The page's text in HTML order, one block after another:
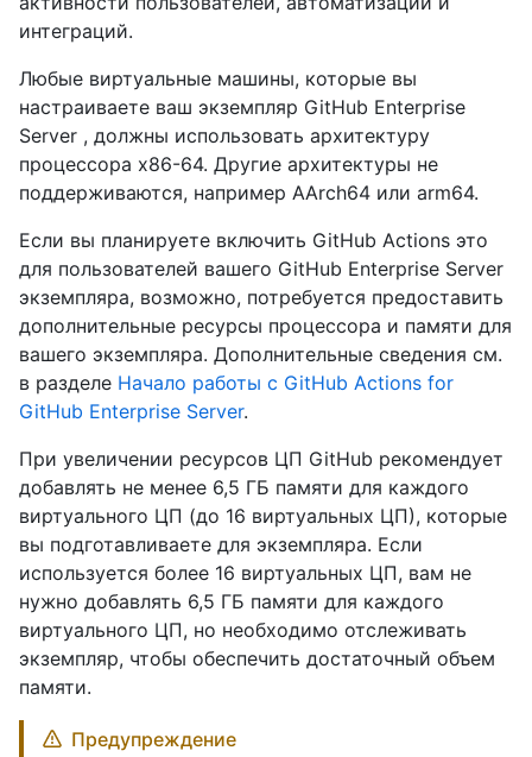
интеграций.
Любые виртуальные машины, которые вы
настраиваете ваш экземпляр GitHub Enterprise
Server , должны использовать архитектуру
процессора x86-64. Другие архитектуры не
поддерживаются, например AArch64 или arm64.
Если вы планируете включить GitHub Actions это
для пользователей вашего GitHub Enterprise Server
экземпляра, возможно, потребуется предоставить
дополнительные ресурсы процессора и памяти для
вашего экземпляра. Дополнительные сведения см.
в разделе Начало работы с GitHub Actions for
GitHub Enterprise Server.
При увеличении ресурсов ЦП GitHub рекомендует
добавлять не менее 6,5 ГБ памяти для каждого
виртуального ЦП (до 16 виртуальных ЦП), которые
вы подготавливаете для экземпляра. Если
используется более 16 виртуальных ЦП, вам не
нужно добавлять 6,5 ГБ памяти для каждого
виртуального ЦП, но необходимо отслеживать
экземпляр, чтобы обеспечить достаточный объем
памяти.
Предупреждение